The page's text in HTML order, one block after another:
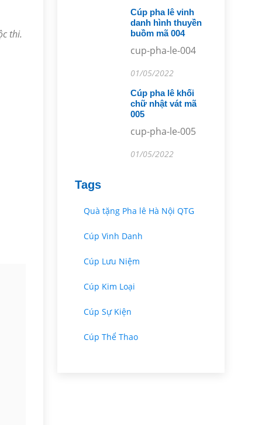
thi.
Cúp pha lê vinh
danh hình thuyền
buồm mã 004
cup-pha-le-004
01/05/2022
Cúp pha lê khối
chữ nhật vát mã
005
cup-pha-le-005
01/05/2022
Tags
Quà tặng Pha lê Hà Nội QTG
Cúp Vinh Danh
Cúp Lưu Niệm
Cúp Kim Loại
Cúp Sự Kiện
Cúp Thể Thao